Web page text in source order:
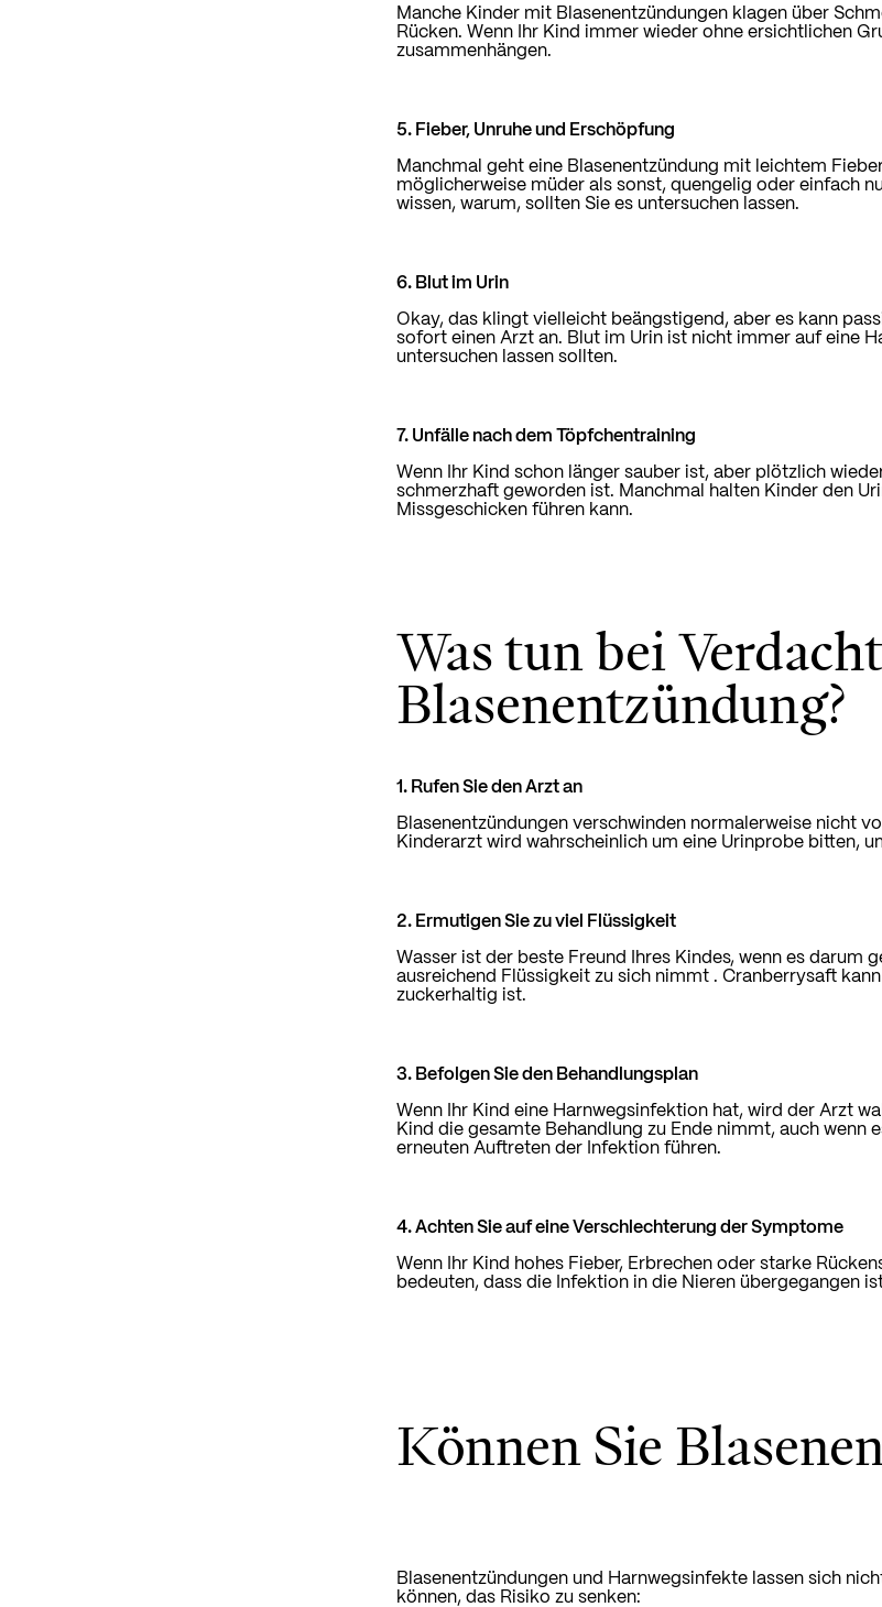
Manche Kinder mit Blasenentzündungen klagen über
Rücken. Wenn Ihr Kind immer wieder ohne ersichtlichen
zusammenhängen.
5. Fieber, Unruhe und Erschöpfung
Manchmal geht eine Blasenentzündung mit leichtem
möglicherweise müder als sonst, quengelig oder einfach
wissen, warum, sollten Sie es untersuchen lassen.
6. Blut im Urin
Okay, das klingt vielleicht beängstigend, aber es kann
sofort einen Arzt an. Blut im Urin ist nicht immer auf eine
untersuchen lassen sollten.
7. Unfälle nach dem Töpfchentraining
Wenn Ihr Kind schon länger sauber ist, aber plötzlich
schmerzhaft geworden ist. Manchmal halten Kinder den
Missgeschicken führen kann.
Was tun bei
Blasenentzündung?
1. Rufen Sie den Arzt an
Blasenentzündungen verschwinden normalerweise nicht
Kinderarzt wird wahrscheinlich um eine Urinprobe bitten,
2. Ermutigen Sie zu viel Flüssigkeit
Wasser ist der beste Freund Ihres Kindes, wenn es darum
ausreichend Flüssigkeit zu sich nimmt . Cranberrysaft
zuckerhaltig ist.
3. Befolgen Sie den Behandlungsplan
Wenn Ihr Kind eine Harnwegsinfektion hat, wird der Arzt
Kind die gesamte Behandlung zu Ende nimmt, auch wenn
erneuten Auftreten der Infektion führen.
4. Achten Sie auf eine Verschlechterung der Symptome
Wenn Ihr Kind hohes Fieber, Erbrechen oder starke
bedeuten, dass die Infektion in die Nieren übergegangen
Können Sie
Blasenentzündungen und Harnwegsinfekte lassen sich
können, das Risiko zu senken: